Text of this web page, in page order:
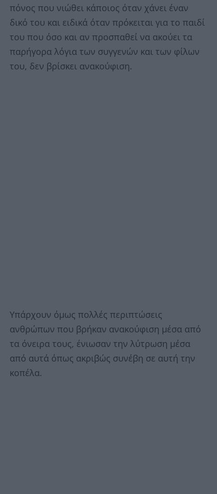
πόνος που νιώθει κάποιος όταν χάνει έναν
δικό του και ειδικά όταν πρόκειται για το παιδί
του που όσο και αν προσπαθεί να ακούει τα
παρήγορα λόγια των συγγενών και των φίλων
του, δεν βρίσκει ανακούφιση.
Υπάρχουν όμως πολλές περιπτώσεις
ανθρώπων που βρήκαν ανακούφιση μέσα από
τα όνειρα τους, ένιωσαν την λύτρωση μέσα
από αυτά όπως ακριβώς συνέβη σε αυτή την
κοπέλα.